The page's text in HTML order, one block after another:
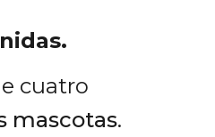
cuatro
mascotas.